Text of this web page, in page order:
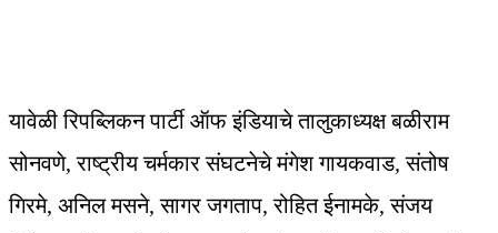
यावेळी रिपब्लिकन पार्टी ऑफ इंडियाचे तालुकाध्यक्ष बळीराम
सोनवणे, राष्ट्रीय चर्मकार संघटनेचे मंगेश गायकवाड, संतोष
गिरमे, अनिल मसने, सागर जगताप, रोहित ईनामके, संजय